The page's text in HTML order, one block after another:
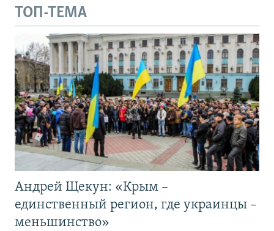
ТОП-ТЕМА
Андрей Щекун: «Крым –
единственный регион, где украинцы –
меньшинство»